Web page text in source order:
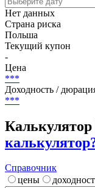
Нет данных
Страна риска
Польша
Текущий купон
-
Цена
***
Доходность /
***
Калькулятор
Справочник
цены